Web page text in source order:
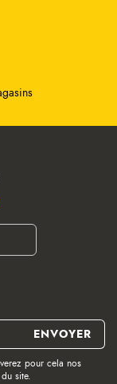
pour cela nos
site.